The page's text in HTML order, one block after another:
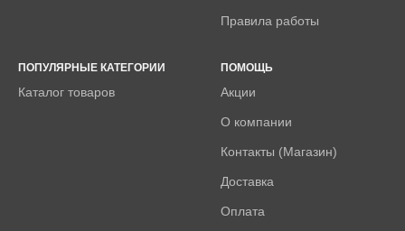
Правила работы
ПОПУЛЯРНЫЕ КАТЕГОРИИ
Каталог товаров
ПОМОЩЬ
Акции
О компании
Контакты (Магазин)
Доставка
Оплата